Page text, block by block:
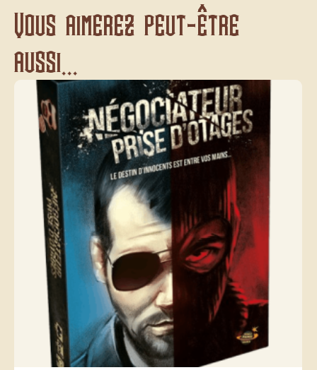
Vous aimerez peut-être
aussi...